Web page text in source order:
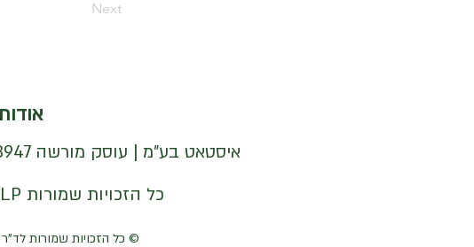
Next
איסטאט בע"מ | עוסק מורשה 512838947 | מנדלבלט 3 הרצליה | 058-4637331 |
© כל הזכויות שמורות